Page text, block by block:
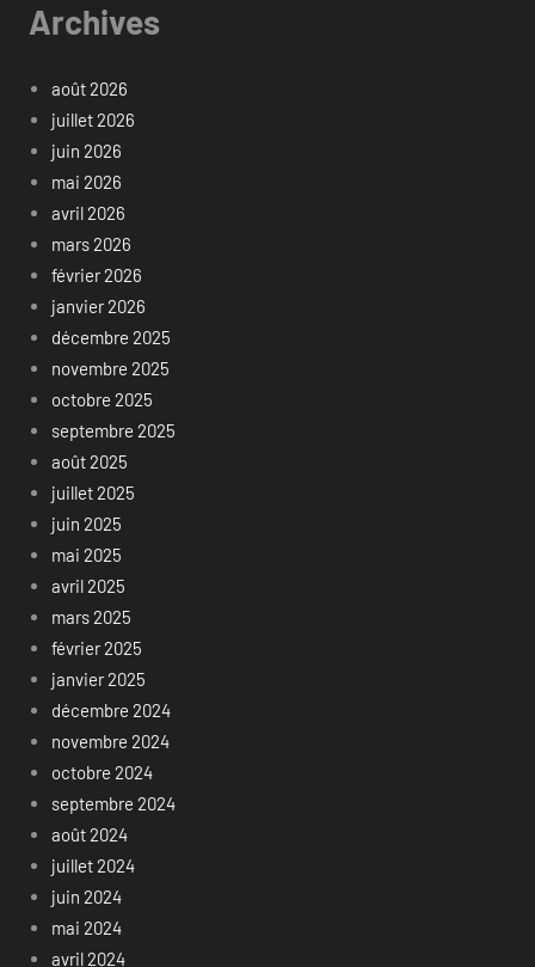
Archives
août 2026
juillet 2026
juin 2026
mai 2026
avril 2026
mars 2026
février 2026
janvier 2026
décembre 2025
novembre 2025
octobre 2025
septembre 2025
août 2025
juillet 2025
juin 2025
mai 2025
avril 2025
mars 2025
février 2025
janvier 2025
décembre 2024
novembre 2024
octobre 2024
septembre 2024
août 2024
juillet 2024
juin 2024
mai 2024
avril 2024